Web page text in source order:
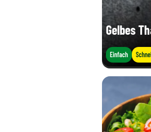
Gelbes
Einfach